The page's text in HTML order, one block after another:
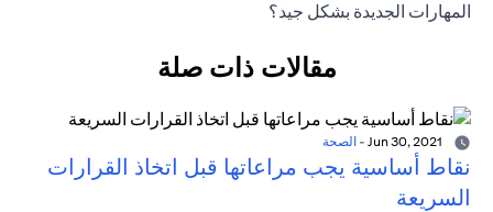
المهارات الجديدة بشكل جيد؟
مقالات ذات صلة
- الصحة
نقاط أساسية يجب مراعاتها قبل اتخاذ القرارات
السريعة